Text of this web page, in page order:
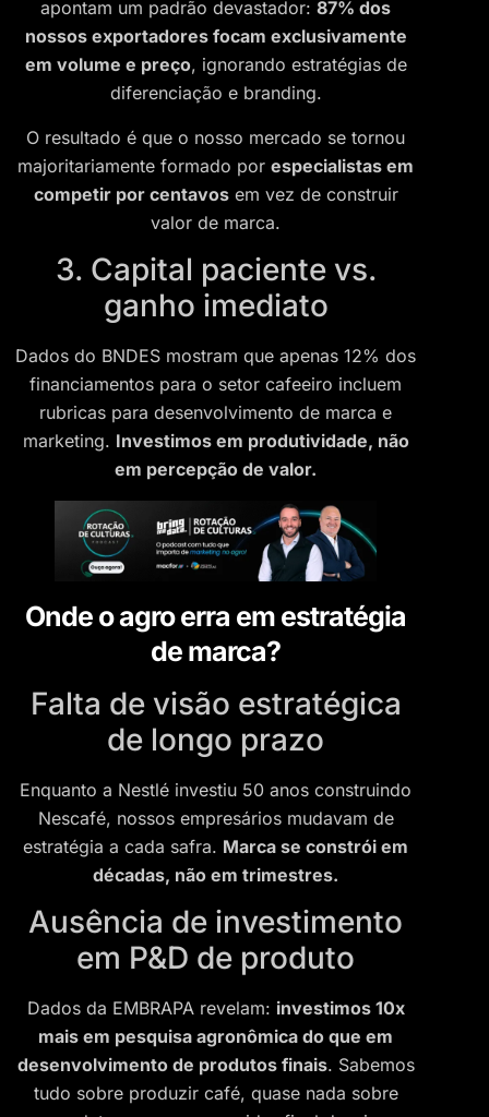
apontam um padrão devastador: 87% dos
nossos exportadores focam exclusivamente
em volume e preço, ignorando estratégias de
diferenciação e branding.
O resultado é que o nosso mercado se tornou
majoritariamente formado por especialistas em
competir por centavosem vez de construir
valor de marca.
3. Capital paciente vs.
ganho imediato
Dados do BNDES mostram que apenas 12% dos
financiamentos para o setor cafeeiro incluem
rubricas para desenvolvimento de marca e
marketing. Investimos em produtividade, não
em percepção de valor.
Onde o agro erra em estratégia
de marca?
Falta de visão estratégica
de longo prazo
Enquanto a Nestlé investiu 50 anos construindo
Nescafé, nossos empresários mudavam de
estratégia a cada safra. Marca se constrói em
décadas, não em trimestres.
Ausência de investimento
em P&D de produto
Dados da EMBRAPA revelam: investimos 10x
mais em pesquisa agronômica do que em
desenvolvimento de produtos finais. Sabemos
tudo sobre produzir café, quase nada sobre